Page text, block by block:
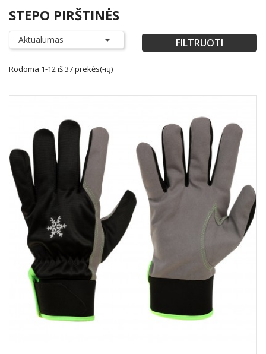
STEPO PIRŠTINĖS
Aktualumas  FILTRUOTI
Rodoma 1-12 iš 37 prekės(-ių)